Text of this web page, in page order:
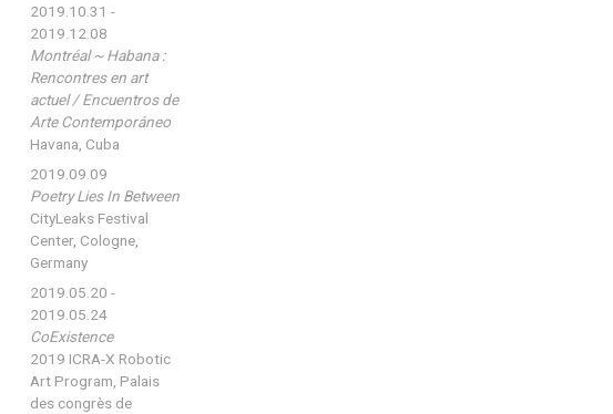
2019.10.31 -
2019.12.08
Montréal ~ Habana :
Rencontres en art
actuel / Encuentros de
Arte Contemporáneo
Havana, Cuba
2019.09.09
Poetry Lies In Between
CityLeaks Festival
Center, Cologne,
Germany
2019.05.20 -
2019.05.24
CoExistence
2019 ICRA-X Robotic
Art Program, Palais
des congrès de